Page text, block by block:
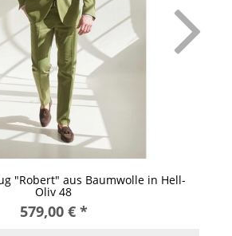
"Robert" aus Baumwolle in Hell-
Oliv 48
579,00 € *